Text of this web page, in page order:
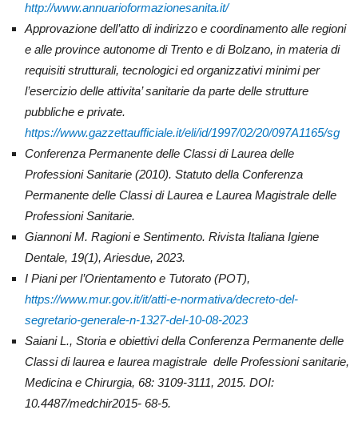
http://www.annuarioformazionesanita.it/
Approvazione dell’atto di indirizzo e coordinamento alle regioni
e alle province autonome di Trento e di Bolzano, in materia di
requisiti strutturali, tecnologici ed organizzativi minimi per
l’esercizio delle attivita’ sanitarie da parte delle strutture
pubbliche e private.
https://www.gazzettaufficiale.it/eli/id/1997/02/20/097A1165/sg
Conferenza Permanente delle Classi di Laurea delle
Professioni Sanitarie (2010). Statuto della Conferenza
Permanente delle Classi di Laurea e Laurea Magistrale delle
Professioni Sanitarie.
Giannoni M. Ragioni e Sentimento. Rivista Italiana Igiene
Dentale, 19(1), Ariesdue, 2023.
I Piani per l’Orientamento e Tutorato (POT),
https://www.mur.gov.it/it/atti-e-normativa/decreto-del-
segretario-generale-n-1327-del-10-08-2023
Saiani L., Storia e obiettivi della Conferenza Permanente delle
Classi di laurea e laurea magistrale delle Professioni sanitarie,
Medicina e Chirurgia, 68: 3109-3111, 2015. DOI:
10.4487/medchir2015- 68-5.